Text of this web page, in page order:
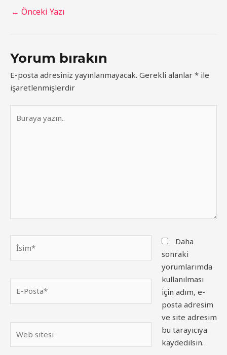
Yazı
← Önceki Yazı
Yorum bırakın
E-posta adresiniz yayınlanmayacak. Gerekli alanlar * ile
işaretlenmişlerdir
yazın..
Posta*
sitesi
Daha
sonraki
yorumlarımda
kullanılması
için adım, e-
posta adresim
ve site adresim
bu tarayıcıya
kaydedilsin.